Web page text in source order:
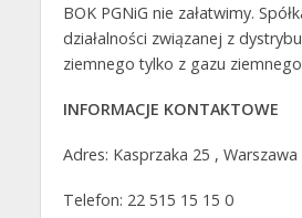
BOK PGNiG nie załatwimy.
działalności związanej z
ziemnego tylko z gazu
INFORMACJE KONTAKTOWE
Adres: Kasprzaka 25 ,
Telefon: 22 515 15 15 0